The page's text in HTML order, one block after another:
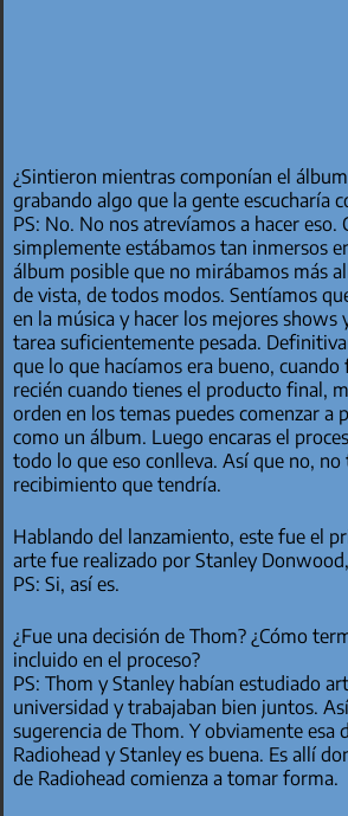
¿Sintieron mientras componían el
grabando algo que la gente escucharía
PS: No. No nos atrevíamos a hacer eso.
simplemente estábamos tan inmersos
álbum posible que no mirábamos más
de vista, de todos modos. Sentíamos
en la música y hacer los mejores shows
tarea suficientemente pesada.
que lo que hacíamos era bueno,
recién cuando tienes el producto final,
orden en los temas puedes comenzar a
como un álbum. Luego encaras el
todo lo que eso conlleva. Así que no, no
recibimiento que tendría.
Hablando del lanzamiento, este fue el
arte fue realizado por Stanley
PS: Si, así es.
¿Fue una decisión de Thom? ¿Cómo
incluido en el proceso?
PS: Thom y Stanley habían estudiado
universidad y trabajaban bien juntos.
sugerencia de Thom. Y obviamente esa
Radiohead y Stanley es buena. Es allí
de Radiohead comienza a tomar forma.